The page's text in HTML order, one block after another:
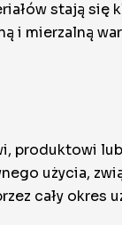
stają się
i mierzalną
produktowi
użycia,
cały okres